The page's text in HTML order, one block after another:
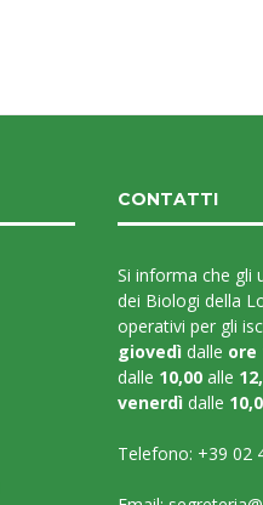
CONTATTI
Si informa che gli
dei Biologi della
operativi per gli
giovedì dalle ore
dalle 10,00 alle
venerdì dalle
Telefono: +39 02